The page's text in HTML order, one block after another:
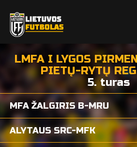
LMFA I LYGOS
PIETŲ-RYTŲ
5. turas
MFA ŽALGIRIS B-MRU
ALYTAUS SRC-MFK